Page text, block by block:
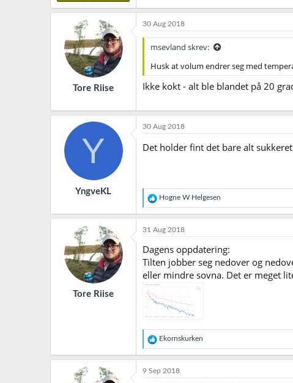
Tore Riise
30 Aug 2018
msevland skrev:
Husk at volum endrer seg med
Ikke kokt - alt ble blandet på 20
Y
YngveKL
30 Aug 2018
Det holder fint det bare alt
R
e
a
o
n
e
r
Hogne W Helgesen
Tore Riise
31 Aug 2018
Dagens oppdatering:
Tilten jobber seg nedover og
eller mindre sovna. Det er meget
R
e
a
Ekornskurken
9 Sep 2018